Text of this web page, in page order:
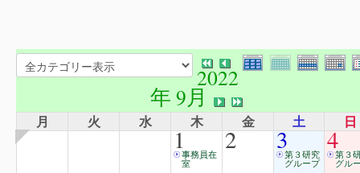
2022
年 9月
月 火 水 木 金 土 日
1事務員在
室
2 3第３研究
グループ
4第３
グル